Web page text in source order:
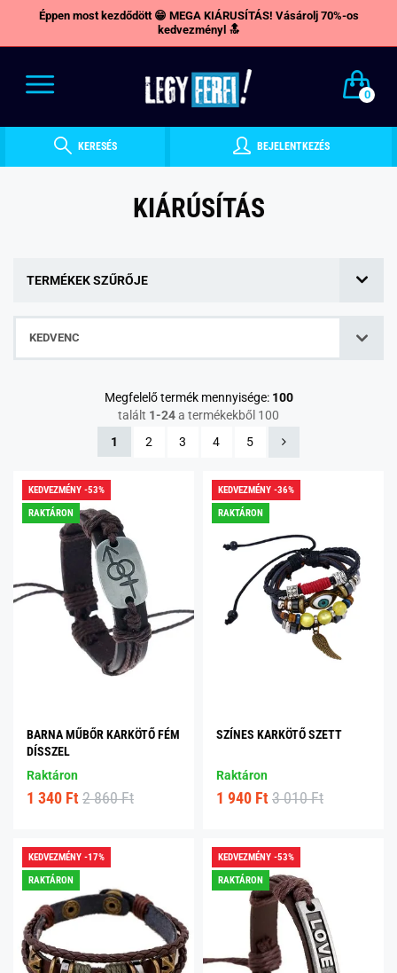
Éppen most kezdődött 😁 MEGA KIÁRUSÍTÁS! Vásárolj 70%-os
kedvezményl 🔝
0
KERESÉS BEJELENTKEZÉS
KIÁRÚSÍTÁS
TERMÉKEK SZŰRŐJE
KEDVENC
Megfelelő termék mennyisége: 100
talált 1-24a termékekből 100
1
2 3 4 5
KEDVEZMÉNY -53%
RAKTÁRON
BARNA MŰBŐR KARKÖTŐ FÉM
DÍSSZEL
Raktáron
1 340 Ft 2 860 Ft
KEDVEZMÉNY -36%
RAKTÁRON
SZÍNES KARKÖTŐ SZETT
Raktáron
1 940 Ft 3 010 Ft
KEDVEZMÉNY -17%
RAKTÁRON
KEDVEZMÉNY -53%
RAKTÁRON